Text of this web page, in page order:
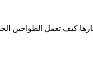
تكساس الثقيله واسعارها كيف